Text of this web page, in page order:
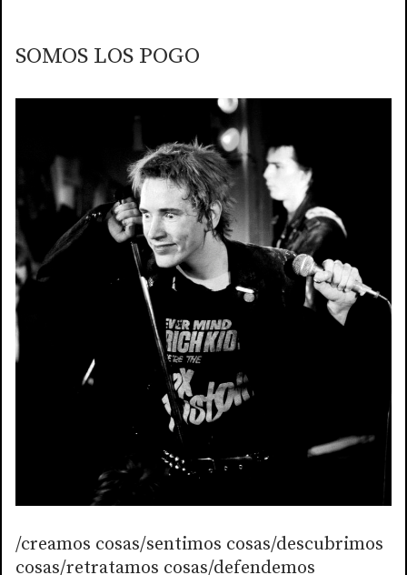
SOMOS LOS POGO
/creamos cosas/sentimos cosas/descubrimos
cosas/retratamos cosas/defendemos